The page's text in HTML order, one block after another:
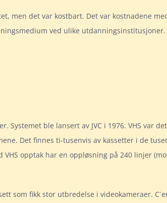
men det var kostbart. Det var kostnadene
ved ulike utdanningsinstitusjoner.
Systemet ble lansert av JVC i 1976. VHS var
Det finnes ti-tusenvis av kassetter i de
opptak har en oppløsning på 240 linjer
som fikk stor utbredelse i videokameraer.